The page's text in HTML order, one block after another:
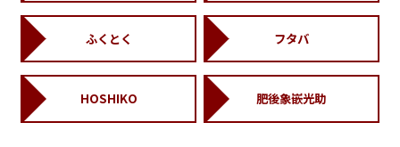
ふくとく フタバ
HOSHIKO 肥後象嵌光助